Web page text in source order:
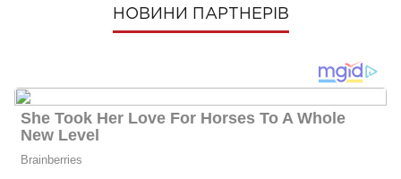
НОВИНИ ПАРТНЕРІВ